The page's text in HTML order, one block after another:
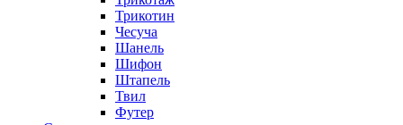
Трикотин
Чесуча
Шанель
Шифон
Штапель
Твил
Футер